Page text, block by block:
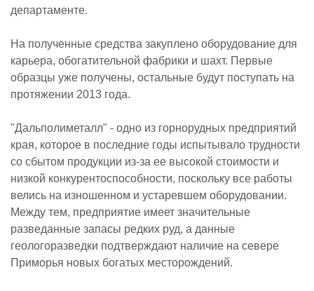
департаменте.
На полученные средства закуплено оборудование для
карьера, обогатительной фабрики и шахт. Первые
образцы уже получены, остальные будут поступать на
протяжении 2013 года.
"Дальполиметалл" - одно из горнорудных предприятий
края, которое в последние годы испытывало трудности
со сбытом продукции из-за ее высокой стоимости и
низкой конкурентоспособности, поскольку все работы
велись на изношенном и устаревшем оборудовании.
Между тем, предприятие имеет значительные
разведанные запасы редких руд, а данные
геологоразведки подтверждают наличие на севере
Приморья новых богатых месторождений.